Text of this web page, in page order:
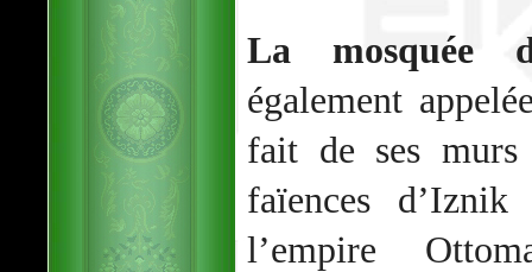
La mosquée
également
fait de ses murs
faïences d’Iznik
l’empire